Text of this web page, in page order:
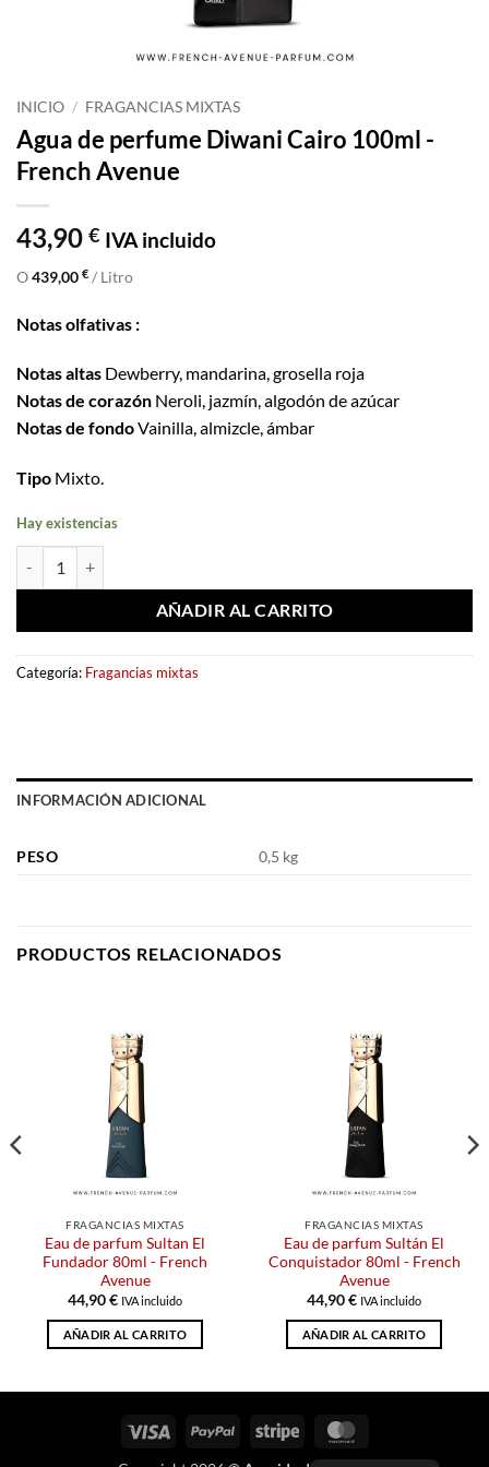
INICIO / FRAGANCIAS MIXTAS
Agua de perfume Diwani Cairo 100ml -
French Avenue
43,90 € IVA incluido
O439,00 € / Litro
Notas olfativas :
Notas altas Dewberry, mandarina, grosella roja
Notas de corazón Neroli, jazmín, algodón de azúcar
Notas de fondoVainilla, almizcle, ámbar
Tipo Mixto.
Hay existencias
AÑADIR AL CARRITO
Categoría: Fragancias mixtas
INFORMACIÓN ADICIONAL
PESO 0,5 kg
PRODUCTOS RELACIONADOS
FRAGANCIAS MIXTAS
Eau de parfum Sultan El
Fundador 80ml - French
Avenue
44,90€ IVA incluido
AÑADIR AL CARRITO
FRAGANCIAS MIXTAS
Eau de parfum Sultán El
Conquistador 80ml - French
Avenue
44,90€ IVA incluido
AÑADIR AL CARRITO
Visa PayPal Raya